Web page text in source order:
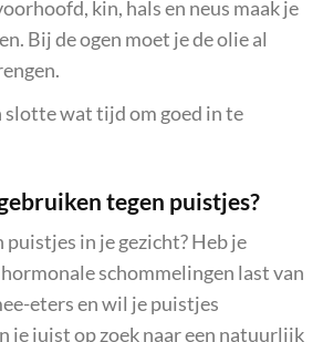
kin, hals en neus maak je
Bij de ogen moet je de olie al
slotte wat tijd om goed in te
tegen puistjes?
puistjes in je gezicht? Heb je
schommelingen last van
eters en wil je puistjes
je juist op zoek naar een natuurlijk